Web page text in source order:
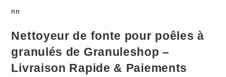
nn
Nettoyeur de fonte pour poêles à
granulés de Granuleshop –
Livraison Rapide & Paiements